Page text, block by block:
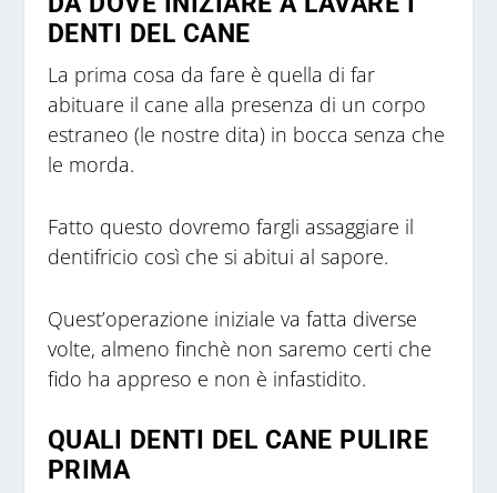
DENTI DEL CANE
La prima cosa da fare è quella di far
abituare il cane alla presenza di un corpo
estraneo (le nostre dita) in bocca senza che
le morda.
Fatto questo dovremo fargli assaggiare il
dentifricio così che si abitui al sapore.
Quest’operazione iniziale va fatta diverse
volte, almeno finchè non saremo certi che
fido ha appreso e non è infastidito.
QUALI DENTI DEL CANE PULIRE
PRIMA